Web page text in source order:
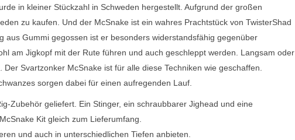
in kleiner Stückzahl in Schweden hergestellt. Aufgrund der großen
zu kaufen. Und der McSnake ist ein wahres Prachtstück von TwisterShad
aus Gummi gegossen ist er besonders widerstandsfähig gegenüber
am Jigkopf mit der Rute führen und auch geschleppt werden. Langsam oder
Svartzonker McSnake ist für alle diese Techniken wie geschaffen.
sorgen dabei für einen aufregenden Lauf.
Zubehör geliefert. Ein Stinger, ein schraubbarer Jighead und eine
Kit gleich zum Lieferumfang.
und auch in unterschiedlichen Tiefen anbieten.